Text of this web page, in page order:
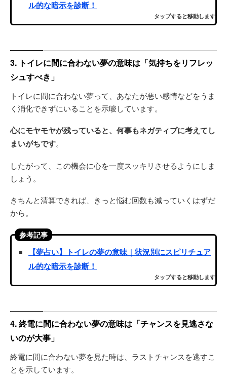
ル的な暗示を診断！
タップすると移動します
3. トイレに間に合わない夢の意味は「気持ちをリフレッ
シュすべき」
トイレに間に合わない夢って、あなたが悪い感情などをうま
く消化できずにいることを示唆しています。
心にモヤモヤが残っていると、何事もネガティブに考えてし
まいがちです。
したがって、この機会に心を一度スッキリさせるようにしま
しょう。
きちんと清算できれば、きっと悩む回数も減っていくはずだ
から。
参考記事
【夢占い】トイレの夢の意味｜状況別にスピリチュア
ル的な暗示を診断！
タップすると移動します
4. 終電に間に合わない夢の意味は「チャンスを見逃さな
いのが大事」
終電に間に合わない夢を見た時は、ラストチャンスを逃すこ
とを示しています。